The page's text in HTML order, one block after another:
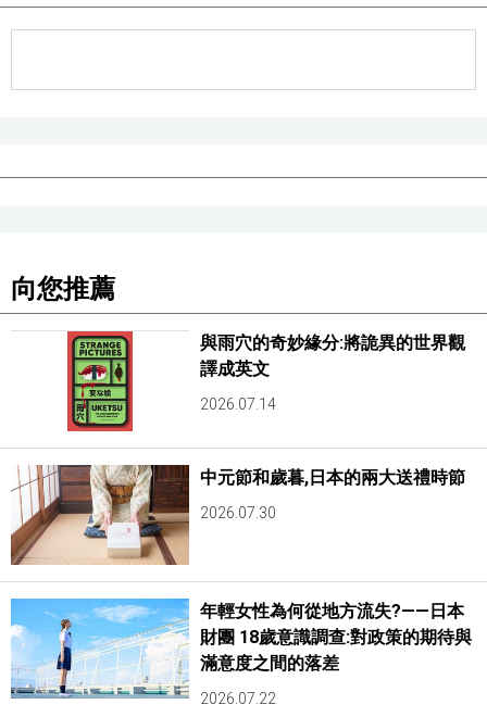
工作勞動
東京
編輯部通知
向您推薦
與雨穴的奇妙緣分:將詭異的世界觀
譯成英文
2026.07.14
中元節和歲暮,日本的兩大送禮時節
2026.07.30
年輕女性為何從地方流失?——日本
財團 18歲意識調查:對政策的期待與
滿意度之間的落差
2026.07.22